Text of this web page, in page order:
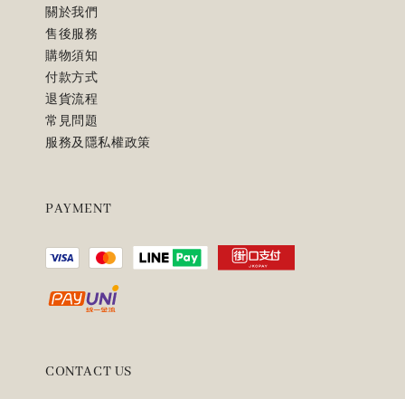
關於我們
售後服務
購物須知
付款方式
退貨流程
常見問題
服務及隱私權政策
PAYMENT
CONTACT US